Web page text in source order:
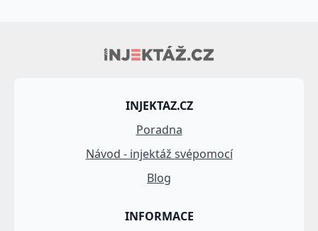
INJEKTAZ.CZ
Poradna
Návod - injektáž svépomocí
Blog
INFORMACE